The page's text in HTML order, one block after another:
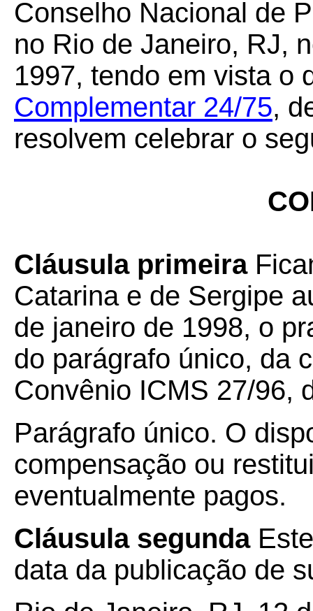
Conselho Nacional de
no Rio de Janeiro, RJ,
1997, tendo em vista o
Complementar 24/75,
resolvem celebrar o
Cláusula primeira
Catarina e de Sergipe
de janeiro de 1998, o
do parágrafo único, da
Convênio ICMS 27/96,
Parágrafo único. O
compensação ou
eventualmente pagos.
Cláusula segunda
data da publicação de